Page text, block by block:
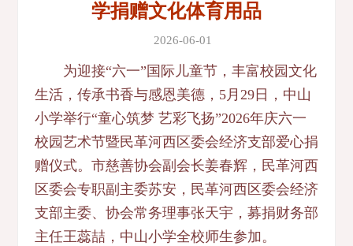
学捐赠文化体育用品
2026-06-01
为迎接“六一”国际儿童节，丰富校园文化
生活，传承书香与感恩美德，5月29日，中山
小学举行“童心筑梦 艺彩飞扬”2026年庆六一
校园艺术节暨民革河西区委会经济支部爱心捐
赠仪式。市慈善协会副会长姜春辉，民革河西
区委会专职副主委苏安，民革河西区委会经济
支部主委、协会常务理事张天宇，募捐财务部
主任王蕊喆，中山小学全校师生参加。